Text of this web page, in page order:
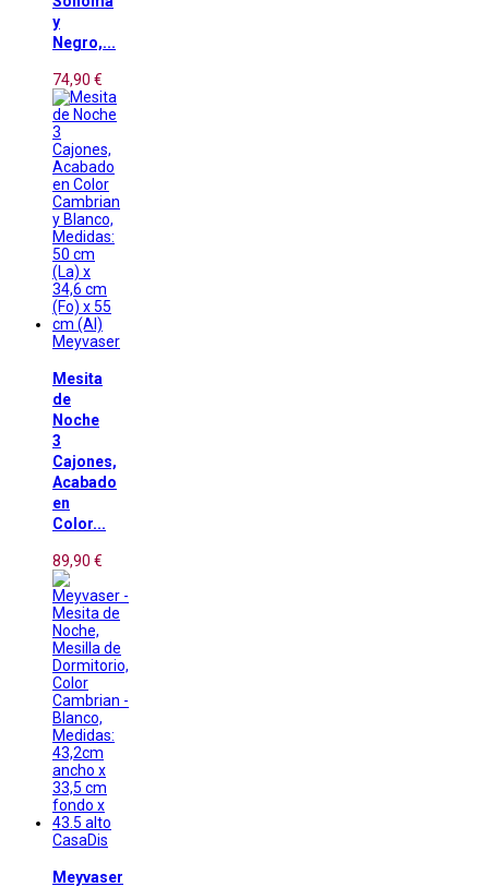
y
Negro,...
74,90 €
Meyvaser
Mesita
de
Noche
3
Cajones,
Acabado
en
Color...
89,90 €
CasaDis
Meyvaser